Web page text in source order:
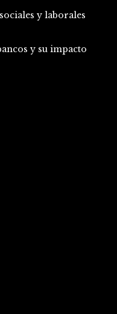
y laborales
y su impacto